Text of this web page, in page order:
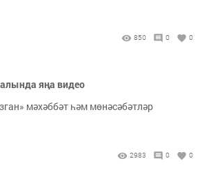
850 0 0
яңа видео
мәхәббәт һәм мөнәсәбәтләр
2983 0 0